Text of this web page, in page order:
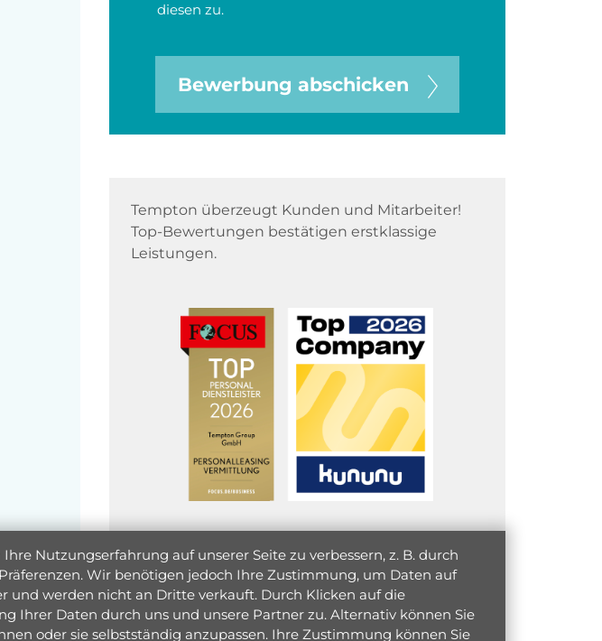
diesen zu.
Bewerbung abschicken
Tempton überzeugt Kunden und Mitarbeiter!
Top-Bewertungen bestätigen erstklassige
Leistungen.
Nutzungserfahrung auf unserer Seite zu verbessern, z. B. durch
Wir benötigen jedoch Ihre Zustimmung, um Daten auf
und werden nicht an Dritte verkauft. Durch Klicken auf die
Ihrer Daten durch uns und unsere Partner zu. Alternativ können Sie
oder sie selbstständig anzupassen. Ihre Zustimmung können Sie